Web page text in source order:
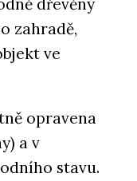
zahradě,
ve
opravena
a v
stavu.